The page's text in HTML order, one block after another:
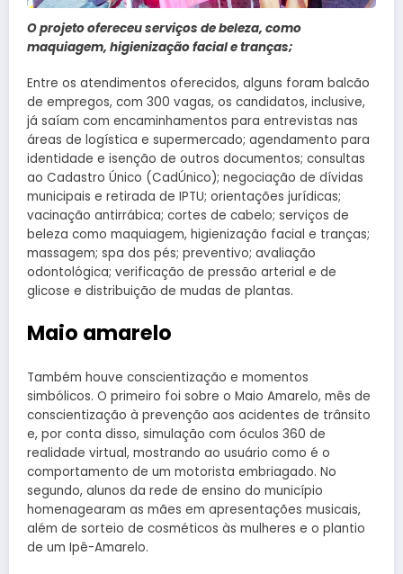
O projeto ofereceu serviços de beleza, como
maquiagem, higienização facial e tranças;
Entre os atendimentos oferecidos, alguns foram balcão
de empregos, com 300 vagas, os candidatos, inclusive,
já saíam com encaminhamentos para entrevistas nas
áreas de logística e supermercado; agendamento para
identidade e isenção de outros documentos; consultas
ao Cadastro Único (CadÚnico); negociação de dívidas
municipais e retirada de IPTU; orientações jurídicas;
vacinação antirrábica; cortes de cabelo; serviços de
beleza como maquiagem, higienização facial e tranças;
massagem; spa dos pés; preventivo; avaliação
odontológica; verificação de pressão arterial e de
glicose e distribuição de mudas de plantas.
Maio amarelo
Também houve conscientização e momentos
simbólicos. O primeiro foi sobre o Maio Amarelo, mês de
conscientização à prevenção aos acidentes de trânsito
e, por conta disso, simulação com óculos 360 de
realidade virtual, mostrando ao usuário como é o
comportamento de um motorista embriagado. No
segundo, alunos da rede de ensino do município
homenagearam as mães em apresentações musicais,
além de sorteio de cosméticos às mulheres e o plantio
de um Ipê-Amarelo.